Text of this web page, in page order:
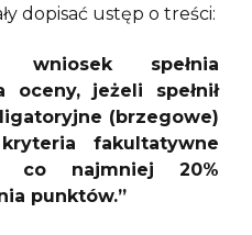
dopisać ustęp o treści:
spełnia
oceny, jeżeli spełnił
(brzegowe)
fakultatywne
co najmniej 20%
punktów.”